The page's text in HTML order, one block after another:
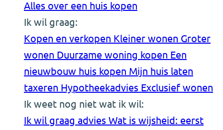
Alles over een huis kopen
Ik wil graag:
Kopen en verkopen Kleiner wonen Groter
wonen Duurzame woning kopen Een
nieuwbouw huis kopen Mijn huis laten
taxeren Hypotheekadvies Exclusief wonen
Ik weet nog niet wat ik wil:
Ik wil graag advies Wat is wijsheid: eerst